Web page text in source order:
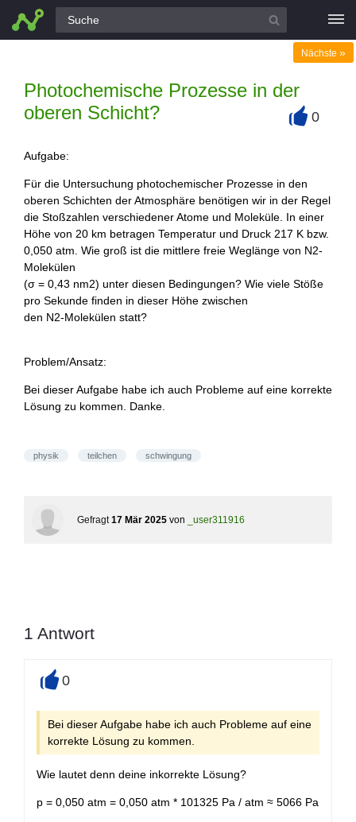
Alle Fragen
Photochemische Prozesse in der
oberen Schicht?
Nächste »
0
Aufgabe:
Für die Untersuchung photochemischer Prozesse in den
oberen Schichten der Atmosphäre benötigen wir in der Regel
die Stoßzahlen verschiedener Atome und Moleküle. In einer
Höhe von 20 km betragen Temperatur und Druck 217 K bzw.
0,050 atm. Wie groß ist die mittlere freie Weglänge von N2-
Molekülen
(σ = 0,43 nm2) unter diesen Bedingungen? Wie viele Stöße
pro Sekunde finden in dieser Höhe zwischen
den N2-Molekülen statt?
Problem/Ansatz:
Bei dieser Aufgabe habe ich auch Probleme auf eine korrekte
Lösung zu kommen. Danke.
physik teilchen schwingung
Gefragt 17 Mär 2025 von _user311916
1 Antwort
0
Bei dieser Aufgabe habe ich auch Probleme auf eine
korrekte Lösung zu kommen.
Wie lautet denn deine inkorrekte Lösung?
p = 0,050 atm = 0,050 atm * 101325 Pa / atm ≈ 5066 Pa